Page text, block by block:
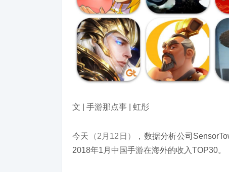
文 | 手游那点事 | 虹彤
今天 （2月12日）
，数据分析公司
2018年1月中国手游在海外的收入TOP30。